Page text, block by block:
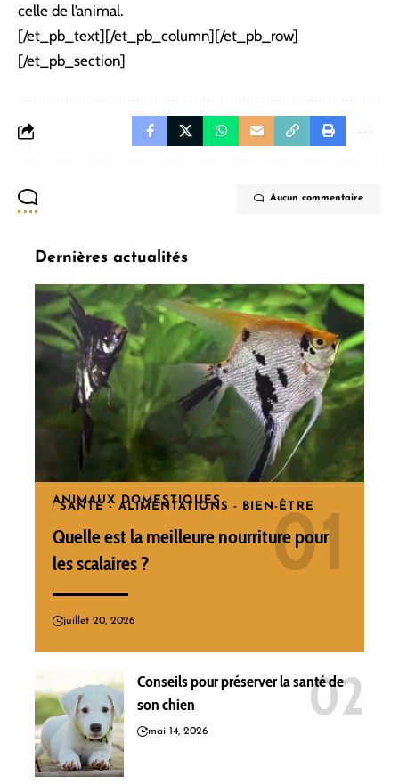
celle de l’animal.
[/et_pb_text][/et_pb_column][/et_pb_row]
[/et_pb_section]
Aucun commentaire
Dernières actualités
ANIMAUX DOMESTIQUES
SANTÉ - ALIMENTATIONS - BIEN-ÊTRE
Quelle est la meilleure nourriture pour
les scalaires ?
juillet 20, 2026
Conseils pour préserver la santé de
son chien
mai 14, 2026